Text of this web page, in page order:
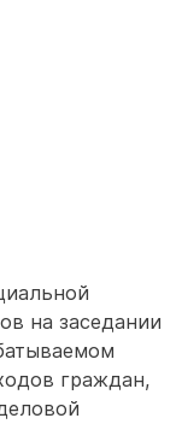
на заседании
граждан,